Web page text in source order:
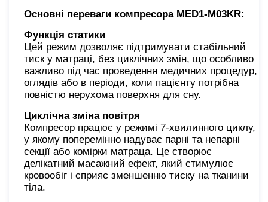
Основні переваги компресора MED1-M03KR:
Функція статики
Цей режим дозволяє підтримувати стабільний
тиск у матраці, без циклічних змін, що особливо
важливо під час проведення медичних процедур,
оглядів або в періоди, коли пацієнту потрібна
повністю нерухома поверхня для сну.
Циклічна зміна повітря
Компресор працює у режимі 7-хвилинного циклу,
у якому поперемінно надуває парні та непарні
секції або комірки матраца. Це створює
делікатний масажний ефект, який стимулює
кровообіг і сприяє зменшенню тиску на тканини
тіла.